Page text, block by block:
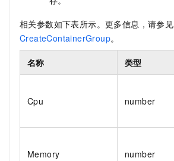
相关参数如下表所示。更多信息，请参见
CreateContainerGroup。
名称 类型
Cpu number
Memory number